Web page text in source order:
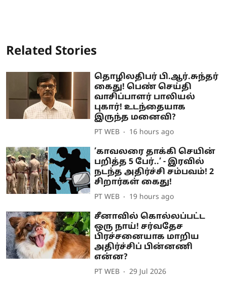
Related Stories
தொழிலதிபர் பி.ஆர்.சுந்தர்
கைது! பெண் செய்தி
வாசிப்பாளர் பாலியல்
புகார்! உடந்தையாக
இருந்த மனைவி?
PT WEB 16 hours ago
’காவலரை தாக்கி செயின்
பறித்த 5 பேர்..’ - இரவில்
நடந்த அதிர்ச்சி சம்பவம்! 2
சிறார்கள் கைது!
PT WEB 19 hours ago
சீனாவில் கொல்லப்பட்ட
ஒரு நாய்! சர்வதேச
பிரச்சனையாக மாறிய
அதிர்ச்சிப் பின்னணி
என்ன?
PT WEB 29 Jul 2026